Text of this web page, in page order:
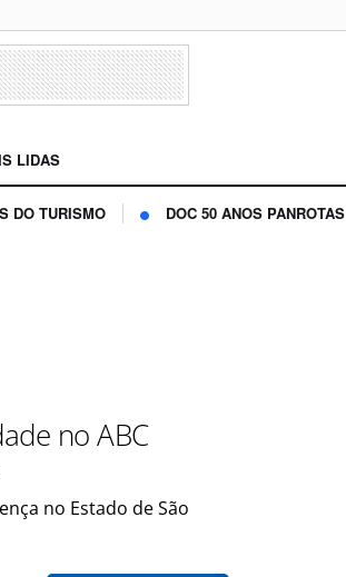
LIDAS
DO TURISMO DOC 50 ANOS PANROTAS
no ABC
no Estado de São